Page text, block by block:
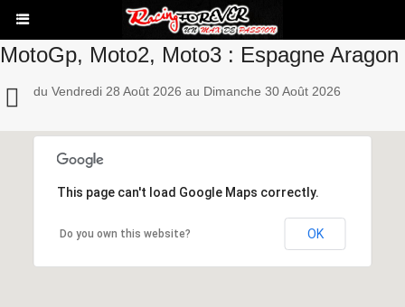
MotoGp, Moto2, Moto3 : Espagne Aragon
du Vendredi 28 Août 2026 au Dimanche 30 Août 2026
This page can't load Google Maps correctly.
Do you own this website? OK